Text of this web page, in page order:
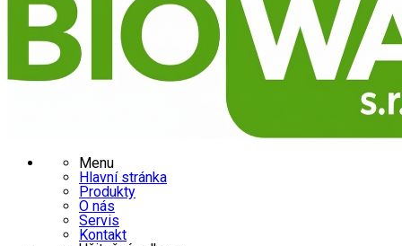
Menu
Hlavní stránka
Produkty
O nás
Servis
Kontakt